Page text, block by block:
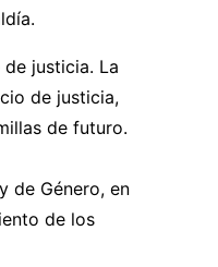
de justicia. La
de justicia,
de futuro.
de Género, en
de los